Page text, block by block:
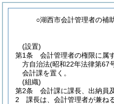
○湖西市会計管理者の補
(設置)
第1条
会計管理者の権限に属
方自治法(昭和22年法律第67
会計課を置く。
(組織)
第2条
会計課に課長、出納員
2
課長は、会計管理者が兼ねる